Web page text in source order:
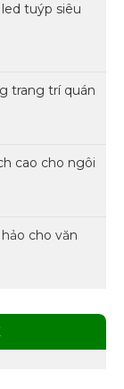
tuýp siêu
trang trí quán
cao cho ngôi
cho văn